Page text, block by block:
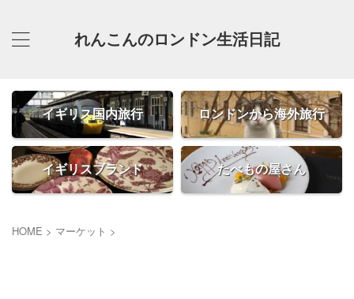
れんこんのロンドン生活日記
イギリス国内旅行 ロンドンから海外旅行
イギリスブランド たべもの屋さん
HOME > マーケット >